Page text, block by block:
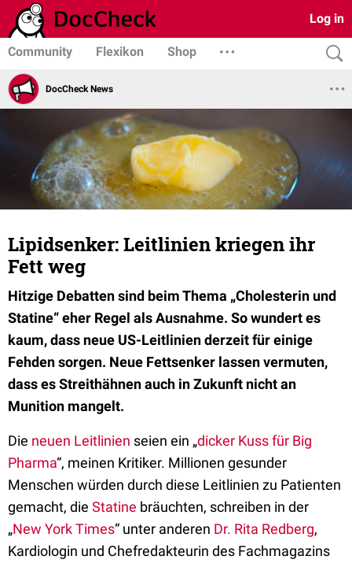
Log in
Community Flexikon Shop
DocCheck News
Lipidsenker: Leitlinien kriegen ihr
Fett weg
Hitzige Debatten sind beim Thema „Cholesterin und
Statine“ eher Regel als Ausnahme. So wundert es
kaum, dass neue US-Leitlinien derzeit für einige
Fehden sorgen. Neue Fettsenker lassen vermuten,
dass es Streithähnen auch in Zukunft nicht an
Munition mangelt.
Die neuen Leitlinien seien ein „dicker Kuss für Big
Pharma“, meinen Kritiker. Millionen gesunder
Menschen würden durch diese Leitlinien zu Patienten
gemacht, die Statine bräuchten, schreiben in der
„New York Times“ unter anderen Dr. Rita Redberg,
Kardiologin und Chefredakteurin des Fachmagazins